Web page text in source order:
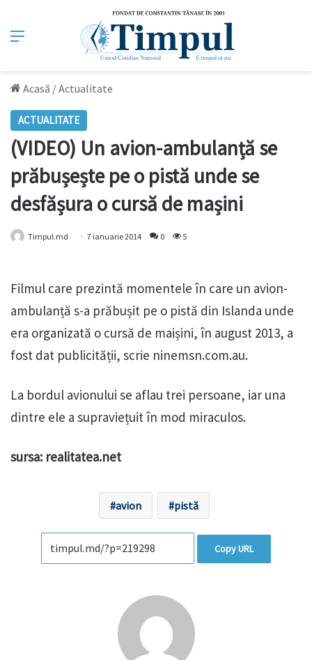
Meniu
Acasă /Actualitate
ACTUALITATE
(VIDEO) Un avion-ambulanță se
prăbușește pe o pistă unde se
desfășura o cursă de mașini
Timpul.md 7 ianuarie 2014 0 5
Filmul care prezintă momentele în care un avion-
ambulanță s-a prăbușit pe o pistă din Islanda unde
era organizată o cursă de maișini, în august 2013, a
fost dat publicității, scrie ninemsn.com.au.
La bordul avionului se aflau trei persoane, iar una
dintre ele a supraviețuit în mod miraculos.
sursa: realitatea.net
avion pistă
Copy URL